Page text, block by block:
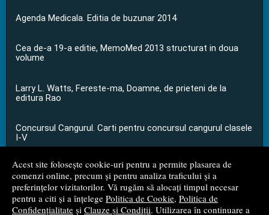
Acest site folosește cookie-uri pentru a permite plasarea de
comenzi online, precum și pentru analiza traficului și a
preferințelor vizitatorilor. Vă rugăm să alocați timpul necesar
pentru a citi și a înțelege Politica de Cookie, Politica de
Confidențialitate și Clauze și Condiții. Utilizarea în continuare a
Agenda Medicala. Editia de buzunar 2014
Cea de-a 19-a editie, MemoMed 2013 structurat in doua
volume
Larry L. Watts, Fereste-ma, Doamne, de prieteni de la
editura Rao
Concursul Cangurul. Carti pentru concursul cangurul clasele
I-V
...toate știrile
© 2008 - 2026S.C. M.G. Net Distribution S.R.L.